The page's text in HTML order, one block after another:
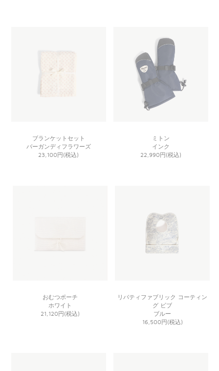
ブランケットセット
バーガンディフラワーズ
23,100円(税込)
ミトン
インク
22,990円(税込)
おむつポーチ
ホワイト
21,120円(税込)
リバティファブリック コーティン
グ ビブ
ブルー
16,500円(税込)